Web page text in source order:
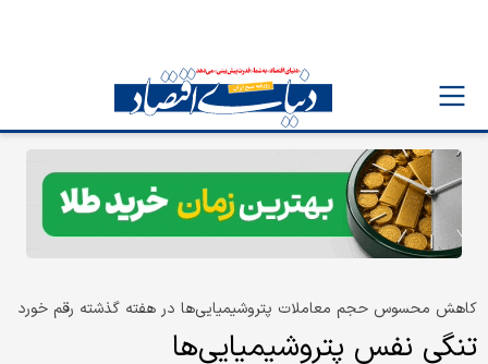
کاهش محسوس حجم معاملات پتروشیمیایی‌ها در هفته گذشته رقم خورد
تنگی نفس پتروشیمیایی‌ها